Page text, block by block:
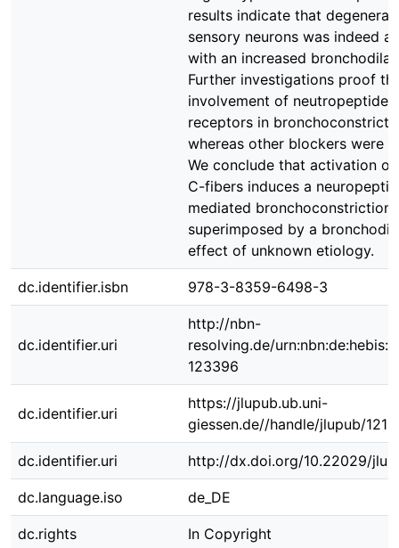
results indicate that
sensory neurons was indeed
with an increased
Further investigations proof
involvement of
receptors in
whereas other blockers were
We conclude that activation of
C-fibers induces a
mediated bronchoconstriction
superimposed by a
effect of unknown etiology.
dc.identifier.isbn 978-3-8359-6498-3
dc.identifier.uri
http://nbn-
resolving.de/
123396
dc.identifier.uri
https://jlupub.ub.uni-
giessen.de//handle/jlupub/
dc.identifier.uri http://dx.doi.org/10.22029/
dc.language.iso de_DE
dc.rights In Copyright